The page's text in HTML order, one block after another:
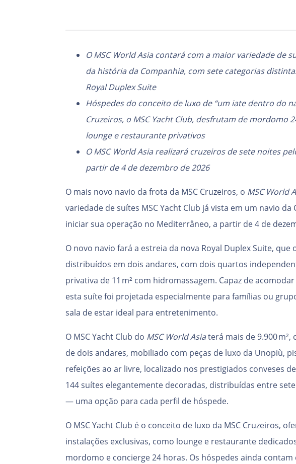
O MSC World Asia contará com a maior variedade de
da história da Companhia, com sete categorias
Royal Duplex Suite
Hóspedes do conceito de luxo de “um iate dentro do
Cruzeiros, o MSC Yacht Club, desfrutam de mordomo
lounge e restaurante privativos
O MSC World Asia realizará cruzeiros de sete noites
partir de 4 de dezembro de 2026
O mais novo navio da frota da MSC Cruzeiros, o MSC World
variedade de suítes MSC Yacht Club já vista em um navio
iniciar sua operação no Mediterrâneo, a partir de 4 de
O novo navio fará a estreia da nova Royal Duplex Suite, que
distribuídos em dois andares, com dois quartos
privativa de 11 m² com hidromassagem. Capaz de
esta suíte foi projetada especialmente para famílias ou
sala de estar ideal para entretenimento.
O MSC Yacht Club do MSC World Asiaterá mais de 9.900
de dois andares, mobiliado com peças de luxo da Unopiù,
refeições ao ar livre, localizado nos prestigiados conveses
144 suítes elegantemente decoradas, distribuídas entre
— uma opção para cada perfil de hóspede.
O MSC Yacht Club é o conceito de luxo da MSC Cruzeiros,
instalações exclusivas, como lounge e restaurante
mordomo e concierge 24 horas. Os hóspedes ainda